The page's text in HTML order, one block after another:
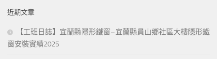
字:
近期文章
【工班日誌】宜蘭縣隱形鐵窗–宜蘭縣員山鄉社區大樓隱形鐵
窗安裝實績2025